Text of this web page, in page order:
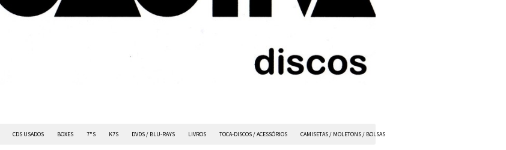
CDS USADOS BOXES 7"S K7S DVDS / BLU-RAYS LIVROS TOCA-DISCOS / ACESSÓRIOS CAMISETAS / MOLETONS / BOLSAS